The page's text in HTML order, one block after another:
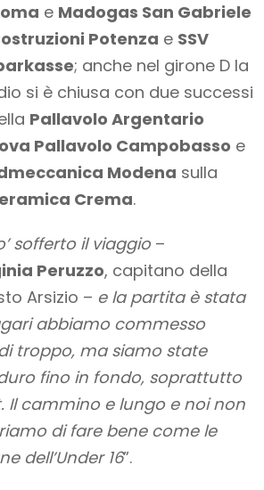
e Madogas San Gabriele
Potenza e SSV
; anche nel girone D la
si è chiusa con due successi
Pallavolo Argentario
Pallavolo Campobasso e
Modena sulla
Crema.
sofferto il viaggio –
Peruzzo, capitano della
Arsizio – e la partita è stata
abbiamo commesso
troppo, ma siamo state
fino in fondo, soprattutto
Il cammino e lungo e noi non
di fare bene come le
dell’Under 16”.